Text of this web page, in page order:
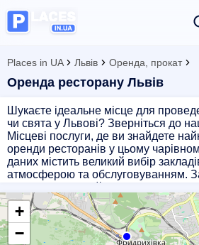
Places in UA Львів Оренда, прокат
Оренда ресторану Львів
Шукаєте ідеальне місце для
чи свята у Львові? Зверніться до
Місцеві послуги, де ви знайдете
оренди ресторанів у цьому
даних містить великий вибір
атмосферою та обслуговуванням.
ресторанів Львова для вашого
детальні описи допоможуть вам
щоб зробити ваше свято
та професіоналізм з Місцевими
+
−